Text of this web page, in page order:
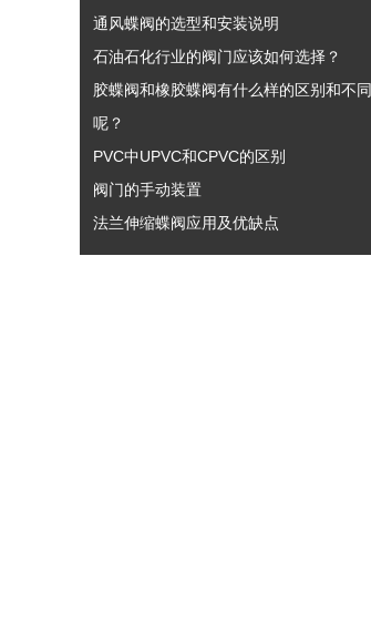
通风蝶阀的选型和安装说明
石油石化行业的阀门应该如何选择？
胶蝶阀和橡胶蝶阀有什么样的区别和不同
呢？
PVC中UPVC和CPVC的区别
阀门的手动装置
法兰伸缩蝶阀应用及优缺点